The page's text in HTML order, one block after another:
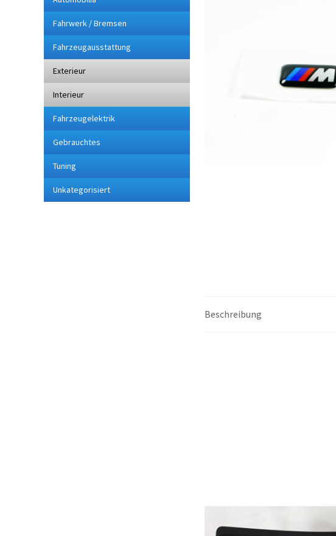
Fahrwerk / Bremsen
Fahrzeugausstattung
Exterieur
Interieur
Fahrzeugelektrik
Gebrauchtes
Tuning
Unkategorisiert
Beschreibung